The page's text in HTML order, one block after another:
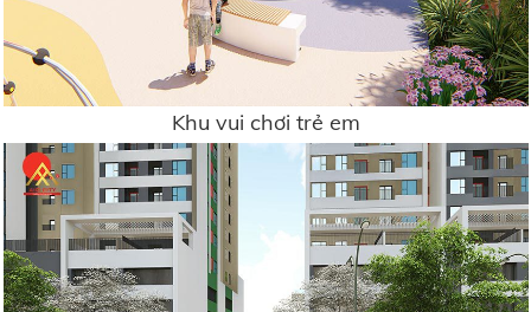
Khu vui chơi trẻ em